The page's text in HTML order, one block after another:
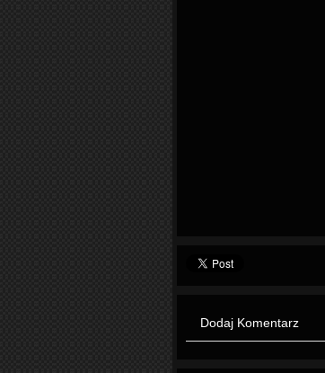
Dodaj Komentarz